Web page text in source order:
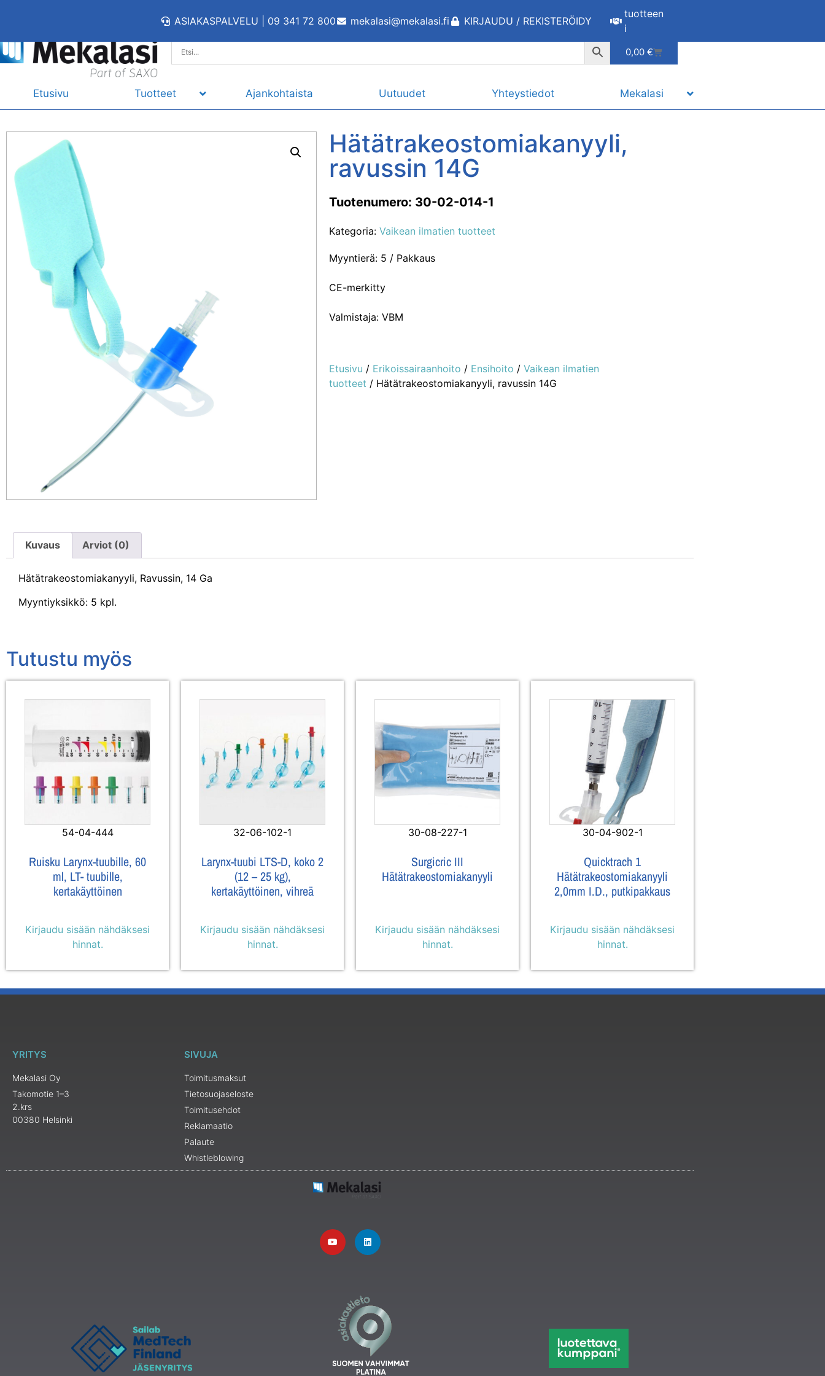
ASIAKASPALVELU | 09 341 72 800 mekalasi@mekalasi.fi KIRJAUDU / REKISTERÖIDY
tuotteen
i
0,00 €
Etusivu Tuotteet Ajankohtaista Uutuudet Yhteystiedot Mekalasi
Hätätrakeostomiakanyyli,
ravussin 14G
Tuotenumero: 30-02-014-1
Kategoria:Vaikean ilmatien tuotteet
Myyntierä: 5 / Pakkaus
CE-merkitty
Valmistaja: VBM
Etusivu / Erikoissairaanhoito / Ensihoito /Vaikean ilmatien
tuotteet / Hätätrakeostomiakanyyli, ravussin 14G
Kuvaus Arviot (0)
Hätätrakeostomiakanyyli, Ravussin, 14 Ga
Myyntiyksikkö: 5 kpl.
Tutustu myös
54-04-444
Ruisku Larynx-tuubille, 60
ml, LT- tuubille,
kertakäyttöinen
Kirjaudu sisään nähdäksesi
hinnat.
32-06-102-1
Larynx-tuubi LTS-D, koko 2
(12 – 25 kg),
kertakäyttöinen, vihreä
Kirjaudu sisään nähdäksesi
hinnat.
30-08-227-1
Surgicric III
Hätätrakeostomiakanyyli
Kirjaudu sisään nähdäksesi
hinnat.
30-04-902-1
Quicktrach 1
Hätätrakeostomiakanyyli
2,0mm I.D., putkipakkaus
Kirjaudu sisään nähdäksesi
hinnat.
YRITYS
Mekalasi Oy
Takomotie 1–3
2.krs
00380 Helsinki
SIVUJA
Toimitusmaksut
Tietosuojaseloste
Toimitusehdot
Reklamaatio
Palaute
Whistleblowing